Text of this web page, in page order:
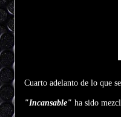
Cuarto adelanto de lo que
"Incansable" ha sido